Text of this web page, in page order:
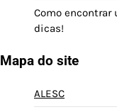
Como encontrar
dicas!
Mapa do site
ALESC